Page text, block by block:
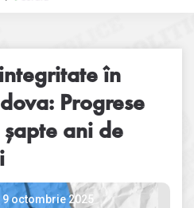
în
Progrese
ani de
9 octombrie 2025